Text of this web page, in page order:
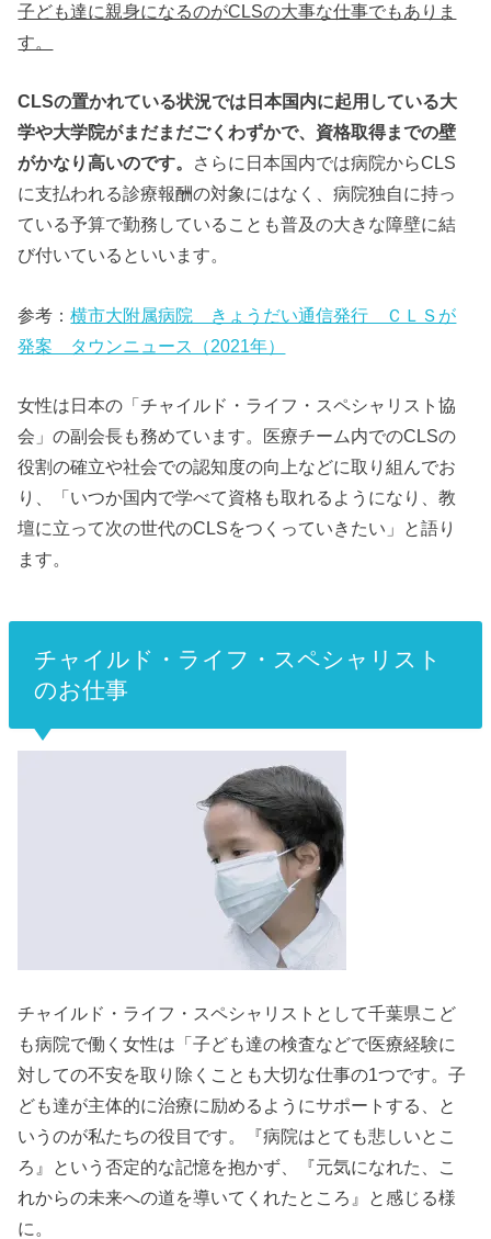
子ども達に親身になるのがCLSの大事な仕事でもありま
す。
CLSの置かれている状況では日本国内に起用している大
学や大学院がまだまだごくわずかで、資格取得までの壁
がかなり高いのです。 さらに日本国内では病院からCLS
に支払われる診療報酬の対象にはなく、病院独自に持っ
ている予算で勤務していることも普及の大きな障壁に結
び付いているといいます。
参考：横市大附属病院 きょうだい通信発行 ＣＬＳが
発案 タウンニュース（2021年）
女性は日本の「チャイルド・ライフ・スペシャリスト協
会」の副会長も務めています。医療チーム内でのCLSの
役割の確立や社会での認知度の向上などに取り組んでお
り、「いつか国内で学べて資格も取れるようになり、教
壇に立って次の世代のCLSをつくっていきたい」と語り
ます。
チャイルド・ライフ・スペシャリスト
のお仕事
チャイルド・ライフ・スペシャリストとして千葉県こど
も病院で働く女性は「子ども達の検査などで医療経験に
対しての不安を取り除くことも大切な仕事の1つです。子
ども達が主体的に治療に励めるようにサポートする、と
いうのが私たちの役目です。『病院はとても悲しいとこ
ろ』という否定的な記憶を抱かず、『元気になれた、こ
れからの未来への道を導いてくれたところ』と感じる様
に。